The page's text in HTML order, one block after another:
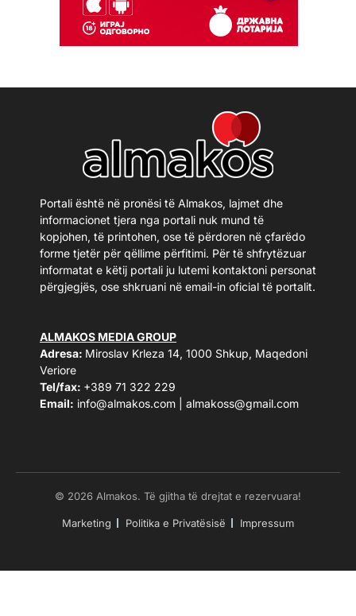
Portali është në pronësi të Almakos, lajmet dhe
informacionet tjera nga portali nuk mund të
kopjohen, të printohen, ose të përdoren në çfarëdo
forme tjetër për qëllime përfitimi. Për të shfrytëzuar
informatat e këtij portali ju lutemi kontaktoni personat
përgjegjës, ose shkruani në email-in oficial të portalit.
ALMAKOS MEDIA GROUP
Adresa: Miroslav Krleza 14, 1000 Shkup, Maqedoni
Veriore
Tel/fax: +389 71 322 229
Email: info@almakos.com almakoss@gmail.com
© 2026 Almakos. Të gjitha të drejtat e rezervuara!
Marketing Politika e Privatësisë Impressum